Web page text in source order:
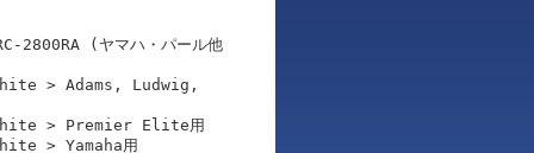
2800RA (ヤマハ・パール他
> Adams, Ludwig,
> Premier Elite用
> Yamaha用